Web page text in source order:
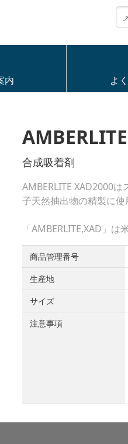
内 よ
合成吸着剤
AMBERLITE XAD2000
子天然抽出物の精製に使
「AMBERLITE,XAD」
商品管理番号
生産地
サイズ
注意事項